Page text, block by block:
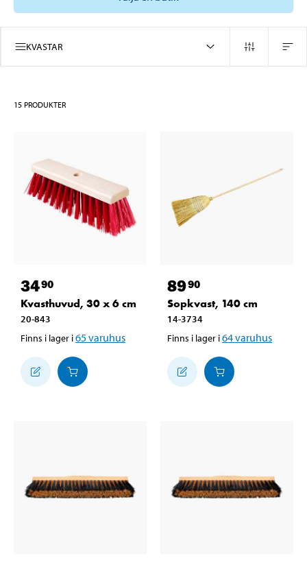
KVASTAR
15 PRODUKTER
3490
Kvasthuvud, 30 x 6 cm
20-843
Finns i lager i65varuhus
8990
Sopkvast, 140 cm
14-3734
Finns i lager i64varuhus